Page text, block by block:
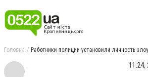
Головна Работники полиции установили личность
11:24,